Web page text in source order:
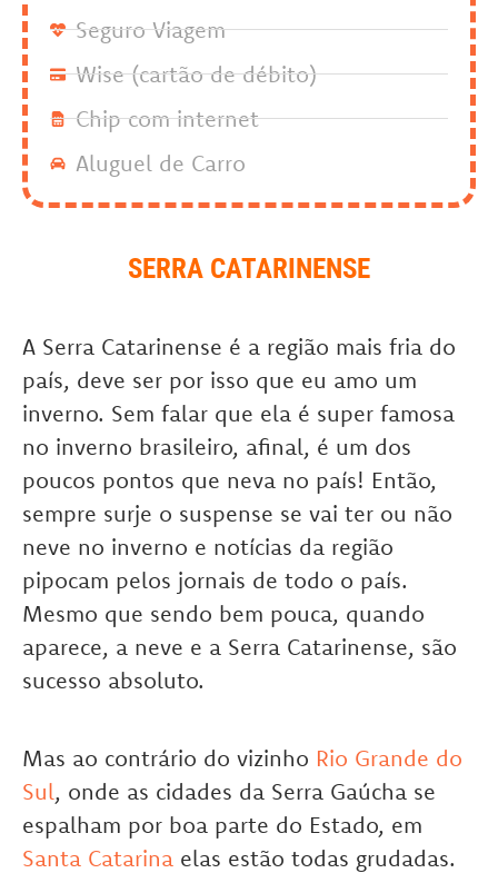
Seguro Viagem
Wise (cartão de débito)
Chip com internet
Aluguel de Carro
SERRA CATARINENSE
A Serra Catarinense é a região mais fria do
país, deve ser por isso que eu amo um
inverno. Sem falar que ela é super famosa
no inverno brasileiro, afinal, é um dos
poucos pontos que neva no país! Então,
sempre surje o suspense se vai ter ou não
neve no inverno e notícias da região
pipocam pelos jornais de todo o país.
Mesmo que sendo bem pouca, quando
aparece, a neve e a Serra Catarinense, são
sucesso absoluto.
Mas ao contrário do vizinho Rio Grande do
Sul, onde as cidades da Serra Gaúcha se
espalham por boa parte do Estado, em
Santa Catarina elas estão todas grudadas.